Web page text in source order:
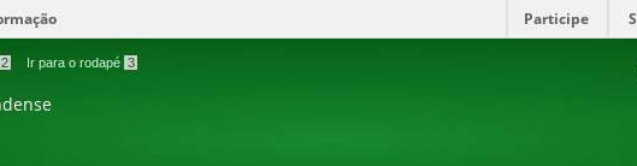
Participe
2 Ir para o rodapé 3